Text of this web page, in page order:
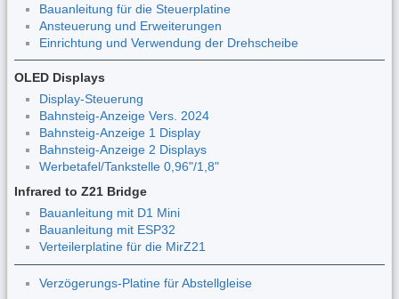
Bauanleitung für die Steuerplatine
Ansteuerung und Erweiterungen
Einrichtung und Verwendung der Drehscheibe
OLED Displays
Display-Steuerung
Bahnsteig-Anzeige Vers. 2024
Bahnsteig-Anzeige 1 Display
Bahnsteig-Anzeige 2 Displays
Werbetafel/Tankstelle 0,96"/1,8"
Infrared to Z21 Bridge
Bauanleitung mit D1 Mini
Bauanleitung mit ESP32
Verteilerplatine für die MirZ21
Verzögerungs-Platine für Abstellgleise